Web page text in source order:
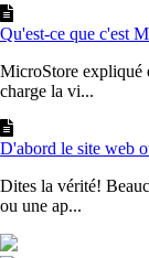
Qu'est-ce que c'est
MicroStore expliqué
charge la vi...
D'abord le site web
Dites la vérité!
ou une ap...